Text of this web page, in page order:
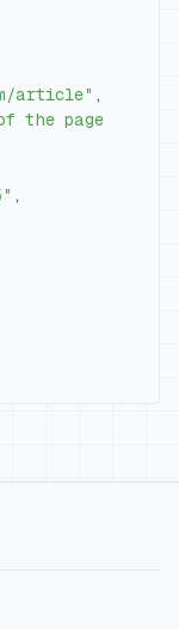
article" ,
the page
,